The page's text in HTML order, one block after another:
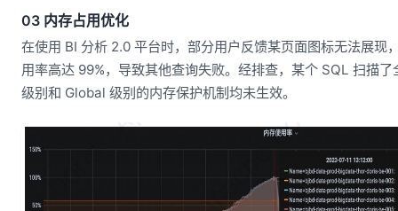
03 内存占用优化
在使用 BI 分析 2.0 平台时，部分用户反馈某页面图标无法展现
用率高达 99%，导致其他查询失败。经排查，某个 SQL 扫描
级别和 Global 级别的内存保护机制均未生效。